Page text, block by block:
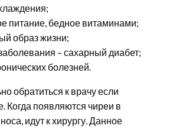
питание, бедное витаминами;
образ жизни;
– сахарный диабет;
болезней.
обратиться к врачу если
Когда появляются чиреи в
идут к хирургу. Данное